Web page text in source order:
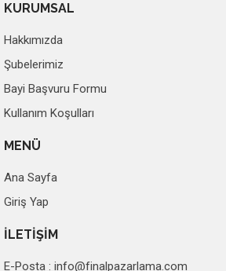
KURUMSAL
Hakkımızda
Şubelerimiz
Bayi Başvuru Formu
Kullanım Koşulları
MENÜ
Ana Sayfa
Giriş Yap
İLETİŞİM
E-Posta : info@finalpazarlama.com